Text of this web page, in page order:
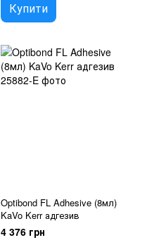
Купити
Optibond FL Adhesive (8мл)
KaVo Kerr адгезив
4 376 грн